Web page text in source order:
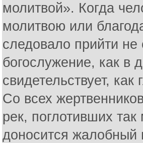
молитвой». Когда
молитвою или
следовало прийти
богослужение, как в
свидетельствует,
Со всех
рек, поглотивших
доносится жалобный